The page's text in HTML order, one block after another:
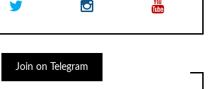
Join on Telegram